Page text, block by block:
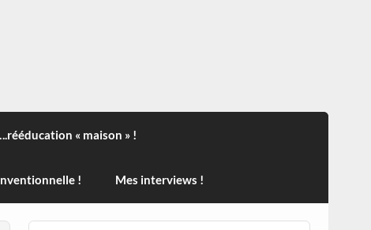
, des actualités sur la santé, sur les vaccins, de
« maison » !
! Mes interviews !